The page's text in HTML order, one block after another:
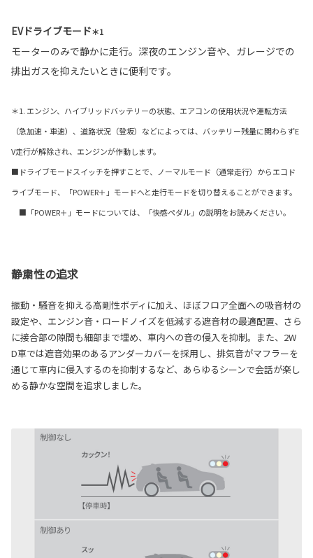
EVドライブモード＊1
モーターのみで静かに走行。深夜のエンジン音や、ガレージでの
排出ガスを抑えたいときに便利です。
＊1. エンジン、ハイブリッドバッテリーの状態、エアコンの使用状況や運転方法
（急加速・車速）、道路状況（登坂）などによっては、バッテリー残量に関わらずE
V走行が解除され、エンジンが作動します。
■ドライブモードスイッチを押すことで、ノーマルモード（通常走行）からエコド
ライブモード、「POWER＋」モードへと走行モードを切り替えることができます。
■「POWER＋」モードについては、「快感ペダル」の説明をお読みください。
静粛性の追求
振動・騒音を抑える高剛性ボディに加え、ほぼフロア全面への吸音材の
設定や、エンジン音・ロードノイズを低減する遮音材の最適配置、さら
に接合部の隙間も細部まで埋め、車内への音の侵入を抑制。また、2W
D車では遮音効果のあるアンダーカバーを採用し、排気音がマフラーを
通じて車内に侵入するのを抑制するなど、あらゆるシーンで会話が楽し
める静かな空間を追求しました。